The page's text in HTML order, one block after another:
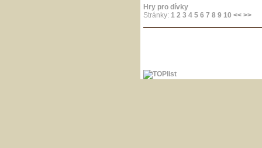
Hry pro dívky
Stránky: 1 2 3 4 5 6 7 8 9 10 << >>